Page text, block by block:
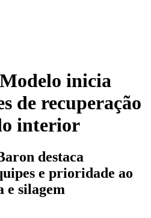
inicia
de recuperação
interior
destaca
e prioridade ao
e silagem